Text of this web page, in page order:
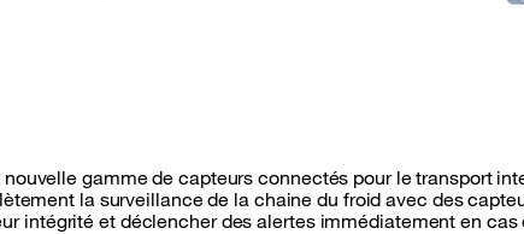
gamme de capteurs connectés pour le transport
la surveillance de la chaine du froid avec des
intégrité et déclencher des alertes immédiatement en cas